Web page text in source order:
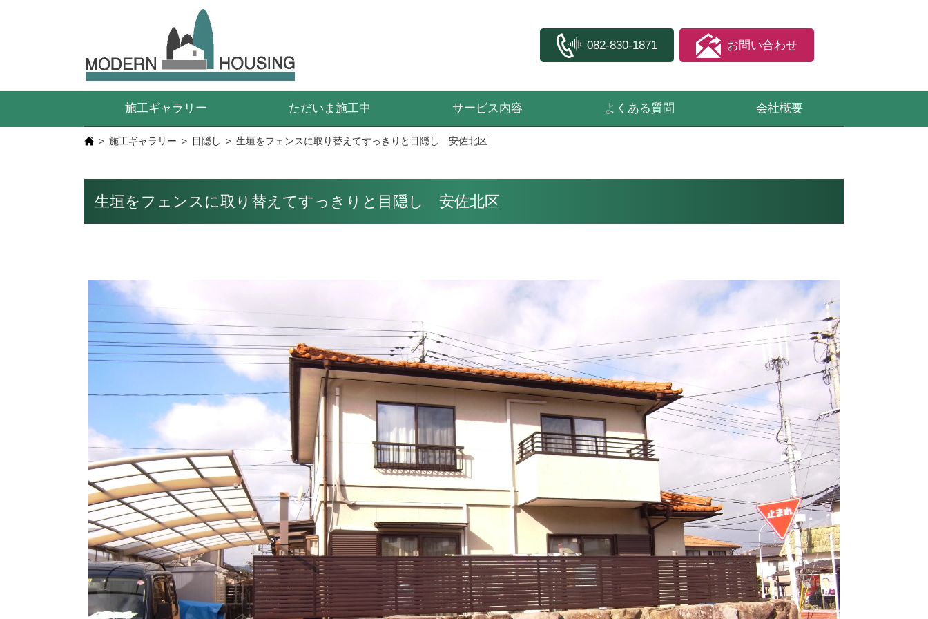
082-830-1871 お問い合わせ
施工ギャラリー ただいま施工中 サービス内容 よくある質問 会社概要
施工ギャラリー 目隠し 生垣をフェンスに取り替えてすっきりと目隠し 安佐北区
生垣をフェンスに取り替えてすっきりと目隠し 安佐北区